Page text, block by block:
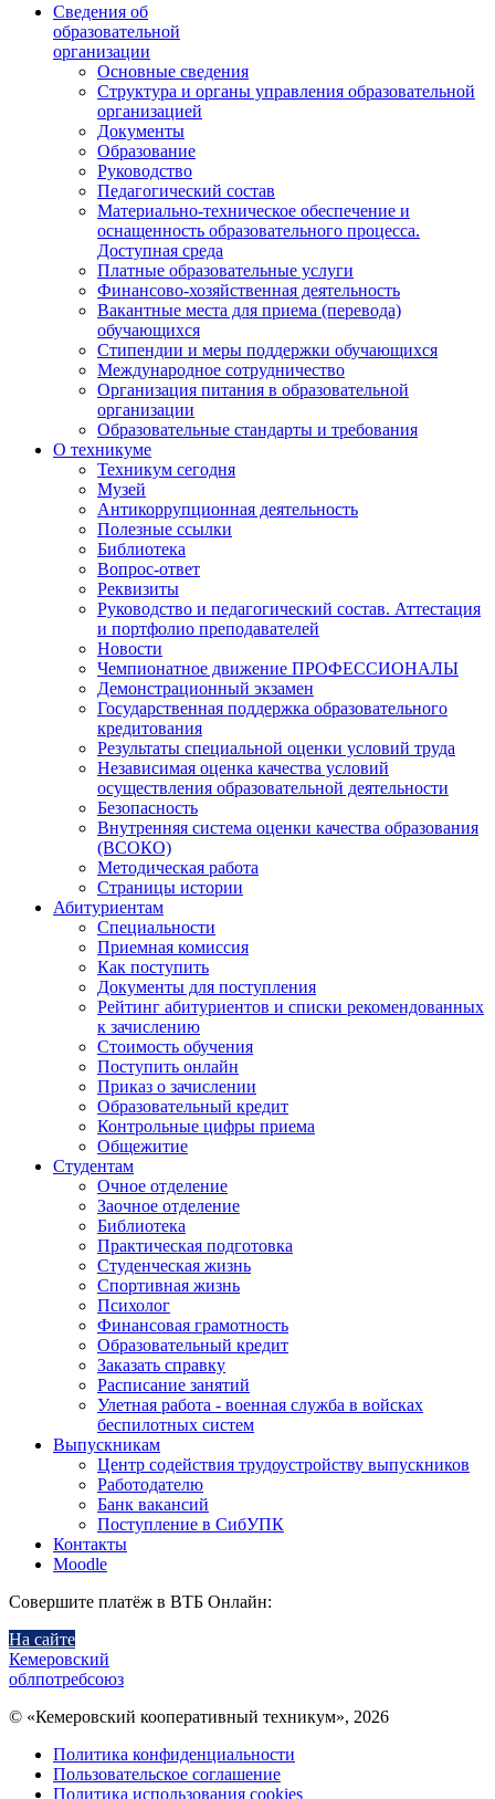
Сведения об
образовательной
организации
Основные сведения
Структура и органы управления образовательной
организацией
Документы
Образование
Руководство
Педагогический состав
Материально-техническое обеспечение и
оснащенность образовательного процесса.
Доступная среда
Платные образовательные услуги
Финансово-хозяйственная деятельность
Вакантные места для приема (перевода)
обучающихся
Стипендии и меры поддержки обучающихся
Международное сотрудничество
Организация питания в образовательной
организации
Образовательные стандарты и требования
О техникуме
Техникум сегодня
Музей
Антикоррупционная деятельность
Полезные ссылки
Библиотека
Вопрос-ответ
Реквизиты
Руководство и педагогический состав. Аттестация
и портфолио преподавателей
Новости
Чемпионатное движение ПРОФЕССИОНАЛЫ
Демонстрационный экзамен
Государственная поддержка образовательного
кредитования
Результаты специальной оценки условий труда
Независимая оценка качества условий
осуществления образовательной деятельности
Безопасность
Внутренняя система оценки качества образования
(ВСОКО)
Методическая работа
Страницы истории
Абитуриентам
Специальности
Приемная комиссия
Как поступить
Документы для поступления
Рейтинг абитуриентов и списки рекомендованных
к зачислению
Стоимость обучения
Поступить онлайн
Приказ о зачислении
Образовательный кредит
Контрольные цифры приема
Общежитие
Студентам
Очное отделение
Заочное отделение
Библиотека
Практическая подготовка
Студенческая жизнь
Спортивная жизнь
Психолог
Финансовая грамотность
Образовательный кредит
Заказать справку
Расписание занятий
Улетная работа - военная служба в войсках
беспилотных систем
Выпускникам
Центр содействия трудоустройству выпускников
Работодателю
Банк вакансий
Поступление в СибУПК
Контакты
Moodle
Совершите платёж в ВТБ Онлайн:
На сайте
Кемеровский
облпотребсоюз
© «Кемеровский кооперативный техникум», 2026
Политика конфиденциальности
Пользовательское соглашение
Политика использования cookies